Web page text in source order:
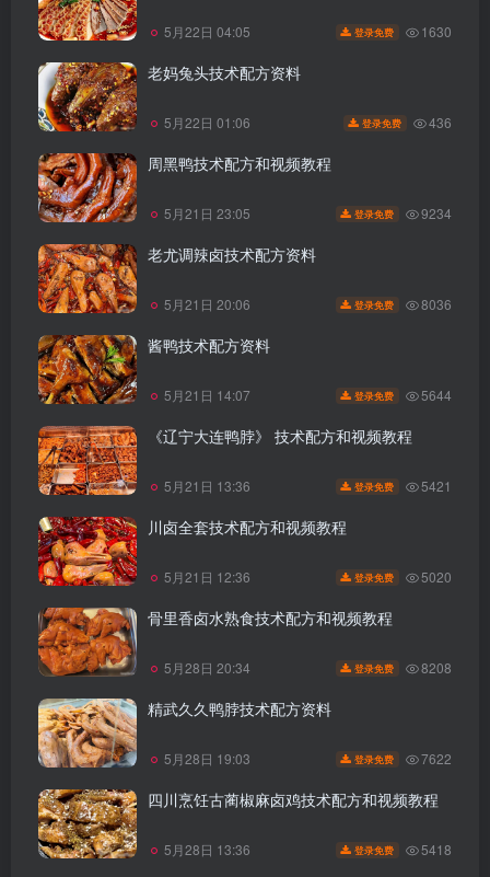
5月22日 04:05 登录免费 1630
老妈兔头技术配方资料
5月22日 01:06 登录免费 436
周黑鸭技术配方和视频教程
5月21日 23:05 登录免费 9234
老尤调辣卤技术配方资料
5月21日 20:06 登录免费 8036
酱鸭技术配方资料
5月21日 14:07 登录免费 5644
《辽宁大连鸭脖》 技术配方和视频教程
5月21日 13:36 登录免费 5421
川卤全套技术配方和视频教程
5月21日 12:36 登录免费 5020
骨里香卤水熟食技术配方和视频教程
5月28日 20:34 登录免费 8208
精武久久鸭脖技术配方资料
5月28日 19:03 登录免费 7622
四川烹饪古蔺椒麻卤鸡技术配方和视频教程
5月28日 13:36 登录免费 5418